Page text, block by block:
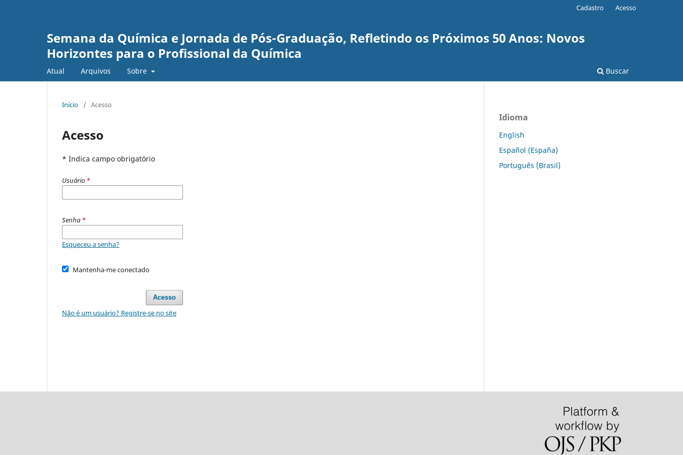
Semana da Química e Jornada de Pós-Graduação, Refletindo os Próximos 50 Anos: Novos
Horizontes para o Profissional da Química
Atual Arquivos Sobre Buscar
Cadastro Acesso
Início / Acesso
Acesso
* Indica campo obrigatório
Usuário *
Senha *
Esqueceu a senha?
Mantenha-me conectado
Acesso
Não é um usuário? Registre-se no site
Idioma
English
Español (España)
Português (Brasil)